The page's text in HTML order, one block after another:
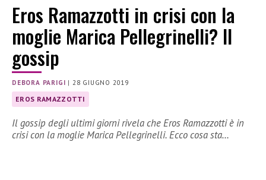
Eros Ramazzotti in crisi con la
moglie Marica Pellegrinelli? Il
gossip
DEBORA PARIGI | 28 GIUGNO 2019
EROS RAMAZZOTTI
Il gossip degli ultimi giorni rivela che Eros Ramazzotti è in
crisi con la moglie Marica Pellegrinelli. Ecco cosa sta…